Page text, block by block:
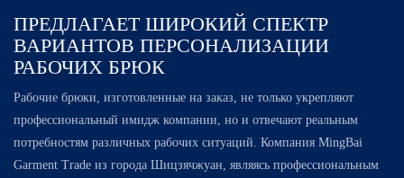
ПРЕДЛАГАЕТ ШИРОКИЙ СПЕКТР
ВАРИАНТОВ ПЕРСОНАЛИЗАЦИИ
РАБОЧИХ БРЮК
Рабочие брюки, изготовленные на заказ, не только укрепляют
профессиональный имидж компании, но и отвечают реальным
потребностям различных рабочих ситуаций. Компания MingBai
Garment Trade из города Шицзячжуан, являясь профессиональным